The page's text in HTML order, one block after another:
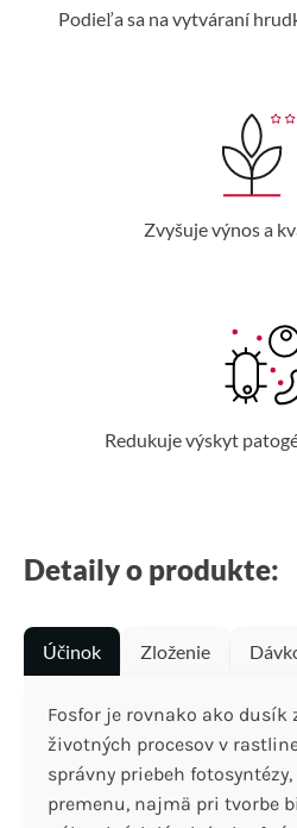
Podieľa sa na vytváraní
Zvyšuje výnos a
Redukuje výskyt
Detaily o produkte:
Účinok Zloženie
Fosfor je rovnako ako dusík
životných procesov v
správny priebeh
premenu, najmä pri tvorbe